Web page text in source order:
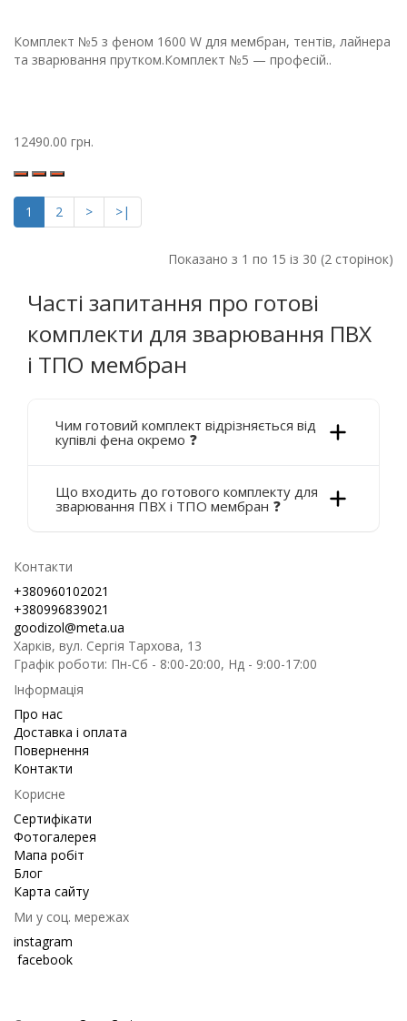
Комплект №5 з феном 1600 W для мембран, тентів, лайнера
та зварювання прутком.Комплект №5 — професій..
12490.00 грн.
1 2 > >|
Показано з 1 по 15 із 30 (2 сторінок)
Часті запитання про готові
комплекти для зварювання ПВХ
і ТПО мембран
Чим готовий комплект відрізняється від
купівлі фена окремо ❓
Що входить до готового комплекту для
зварювання ПВХ і ТПО мембран ❓
Контакти
+380960102021
+380996839021
goodizol@meta.ua
Харків, вул. Сергія Тархова, 13
Графік роботи: Пн-Сб - 8:00-20:00, Нд - 9:00-17:00
Інформація
Про нас
Доставка і оплата
Повернення
Контакти
Корисне
Сертифікати
Фотогалерея
Мапа робіт
Блог
Карта сайту
Ми у соц. мережах
instagram
facebook